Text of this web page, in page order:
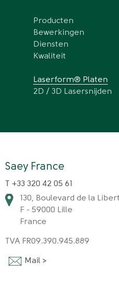
Producten
Bewerkingen
Diensten
Kwaliteit
Laserform® Platen
2D / 3D Lasersnijden
Saey France
T +33 320 42 05 61
130, Boulevard de la
F - 59000 Lille
France
TVA FR09.390.945.889
Mail >